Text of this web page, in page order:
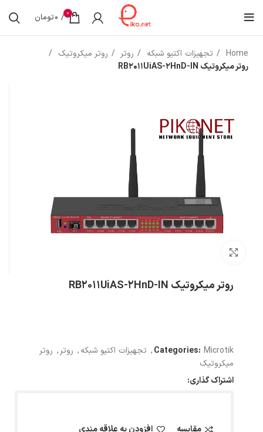
0
/
0تومان
Home تجهیزات اکتیو شبکه روتر
روتر میکروتیک
روتر میکروتیک RB2011UiAS-2HnD-IN
روتر میکروتیک RB2011UiAS-2HnD-IN
Categories: Microtik
, تجهیزات اکتیو شبکه, روتر, روتر
میکروتیک
اشتراک گذاری:
مقایسه افزودن به علاقه مندی